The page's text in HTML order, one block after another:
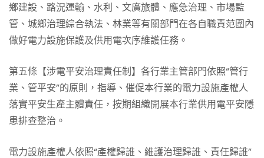
鄉建設、路況運輸、水利、文廣旅體、應急治理、市場監
管、城鄉治理綜合執法、林業等有關部門在各自職責范圍內
做好電力設施保護及供用電次序維護任務。
第五條【涉電平安治理責任制】各行業主管部門依照“管行
業、管平安”的原則，指導、催促本行業的電力設施產權人
落實平安生產主體責任，按期組織開展本行業供用電平安隱
患排查整治。
電力設施產權人依照“產權歸誰、維護治理歸誰、責任歸誰”